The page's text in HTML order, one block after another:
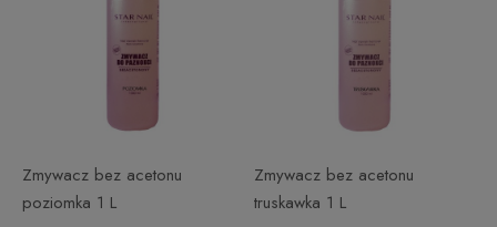
Zmywacz bez acetonu
poziomka 1 L
Zmywacz bez acetonu
truskawka 1 L